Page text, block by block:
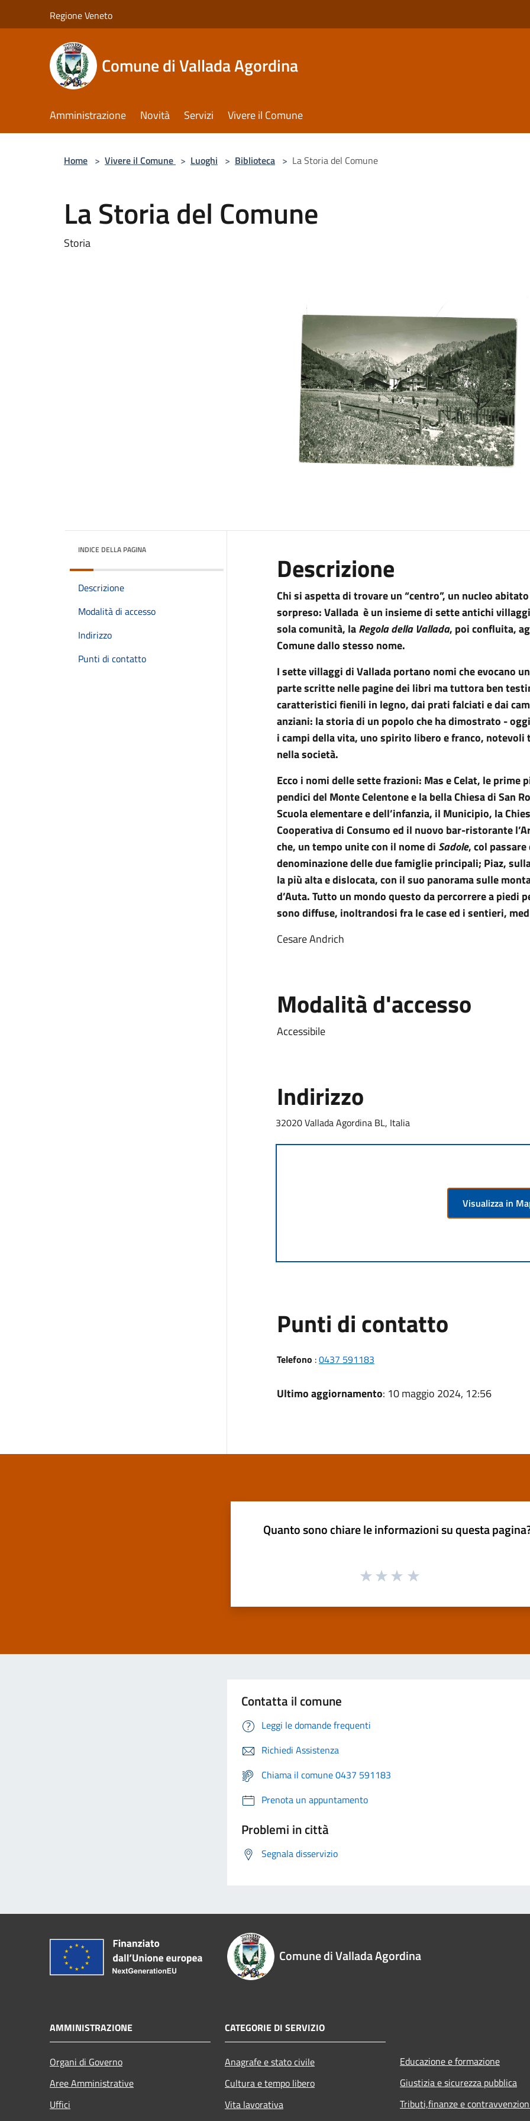
Regione Veneto
Comune di Vallada Agordina
Amministrazione Novità Servizi Vivere il Comune
Home > Vivere il Comune > Luoghi > Biblioteca > La Storia del Comune
La Storia del Comune
Storia
INDICE DELLA PAGINA
Descrizione
Modalità di accesso
Indirizzo
Punti di contatto
Descrizione
Chi si aspetta di trovare un “centro”, un nucleo
sorpreso: Vallada è un insieme di sette antichi
sola comunità, laRegola della Vallada, poi confluita,
Comune dallo stesso nome.
I sette villaggi di Vallada portano nomi che evocano
parte scritte nelle pagine dei libri ma tuttora ben
caratteristici fienili in legno, dai prati falciati e dai
anziani: la storia di un popolo che ha dimostrato -
i campi della vita, uno spirito libero e franco,
nella società.
Ecco i nomi delle sette frazioni: Mas e Celat, le
pendici del Monte Celentone e la bella Chiesa di San
Scuola elementare e dell’infanzia, il Municipio, la
Cooperativa di Consumo ed il nuovo bar-ristorante
che, un tempo unite con il nome di Sadole, col
denominazione delle due famiglie principali; Piaz,
la più alta e dislocata, con il suo panorama sulle
d’Auta. Tutto un mondo questo da percorrere a piedi
sono diffuse, inoltrandosi fra le case ed i sentieri,
Cesare Andrich
Modalità d'accesso
Accessibile
Indirizzo
32020 Vallada Agordina BL, Italia
Visualizza in
Punti di contatto
Telefono :0437 591183
Ultimo aggiornamento: 10 maggio 2024, 12:56
Quanto sono chiare le informazioni su questa
Contatta il comune
Leggi le domande frequenti
Richiedi Assistenza
Chiama il comune 0437 591183
Prenota un appuntamento
Problemi in città
Segnala disservizio
Comune di Vallada Agordina
AMMINISTRAZIONE
Organi di Governo
Aree Amministrative
Uffici
CATEGORIE DI SERVIZIO
Anagrafe e stato civile
Cultura e tempo libero
Vita lavorativa
Educazione e formazione
Giustizia e sicurezza pubblica
Tributi,finanze e